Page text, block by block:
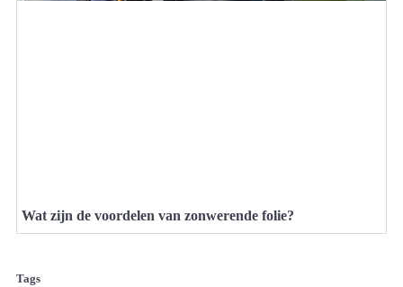
Wat zijn de voordelen van zonwerende folie?
Tags